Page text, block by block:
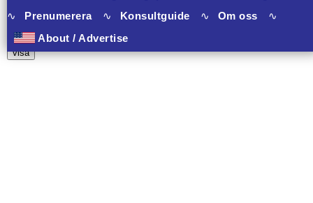
∿
Prenumerera ∿ Konsultguide ∿ Om oss
∿
About / Advertise
10 banners varav 10 har onclick.